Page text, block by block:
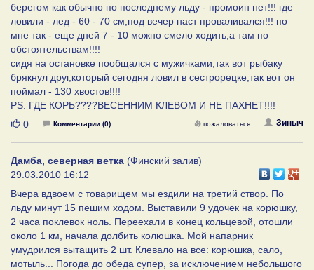
берегом как обычно по последнему льду - промоин нет!!! где
ловили - лед - 60 - 70 см,под вечер наст проваливался!!! по
мне так - еще дней 7 - 10 можно смело ходить,а там по
обстоятельствам!!!!
сидя на остановке пообщался с мужичками,так вот рыбаку
брякнул друг,который сегодня ловил в сестрорецке,так вот он
поймал - 130 хвостов!!!!
PS: ГДЕ КОРЬ????ВЕСЕННИМ КЛЕВОМ И НЕ ПАХНЕТ!!!!
Нравится
0 Комментарии (0) Зиныч
пожаловаться
Дамба, северная ветка (Финский залив)
29.03.2010 16:12
Вчера вдвоем с товарищем мы ездили на третий створ. По
льду минут 15 пешим ходом. Выставили 9 удочек на корюшку,
2 часа поклевок ноль. Переехали в конец кольцевой, отошли
около 1 км, начала долбить колюшка. Мой напарник
умудрился вытащить 2 шт. Клевало на все: корюшка, сало,
мотыль... Погода до обеда супер, за исключением небольшого